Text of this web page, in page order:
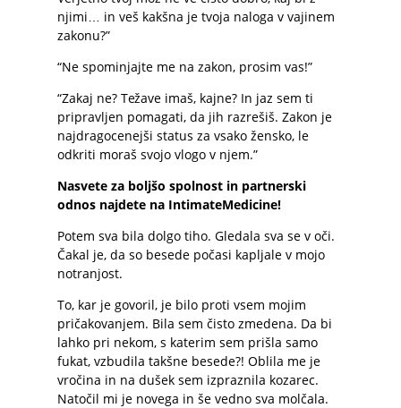
njimi… in veš kakšna je tvoja naloga v vajinem
zakonu?”
“Ne spominjajte me na zakon, prosim vas!”
“Zakaj ne? Težave imaš, kajne? In jaz sem ti
pripravljen pomagati, da jih razrešiš. Zakon je
najdragocenejši status za vsako žensko, le
odkriti moraš svojo vlogo v njem.”
Nasvete za boljšo spolnost in partnerski
odnos najdete na IntimateMedicine!
Potem sva bila dolgo tiho. Gledala sva se v oči.
Čakal je, da so besede počasi kapljale v mojo
notranjost.
To, kar je govoril, je bilo proti vsem mojim
pričakovanjem. Bila sem čisto zmedena. Da bi
lahko pri nekom, s katerim sem prišla samo
fukat, vzbudila takšne besede?! Oblila me je
vročina in na dušek sem izpraznila kozarec.
Natočil mi je novega in še vedno sva molčala.